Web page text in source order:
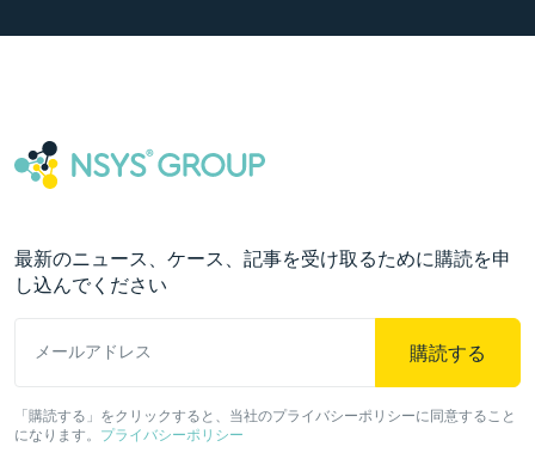
最新のニュース、ケース、記事を受け取るために購読を申
し込んでください
メールアドレス 購読する
「購読する」をクリックすると、当社のプライバシーポリシーに同意すること
になります。 プライバシーポリシー